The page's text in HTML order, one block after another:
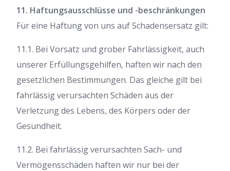
11. Haftungsausschlüsse und -beschränkungen
Für eine Haftung von uns auf Schadensersatz gilt:
11.1. Bei Vorsatz und grober Fahrlässigkeit, auch
unserer Erfüllungsgehilfen, haften wir nach den
gesetzlichen Bestimmungen. Das gleiche gilt bei
fahrlässig verursachten Schäden aus der
Verletzung des Lebens, des Körpers oder der
Gesundheit.
11.2. Bei fahrlässig verursachten Sach- und
Vermögensschäden haften wir nur bei der